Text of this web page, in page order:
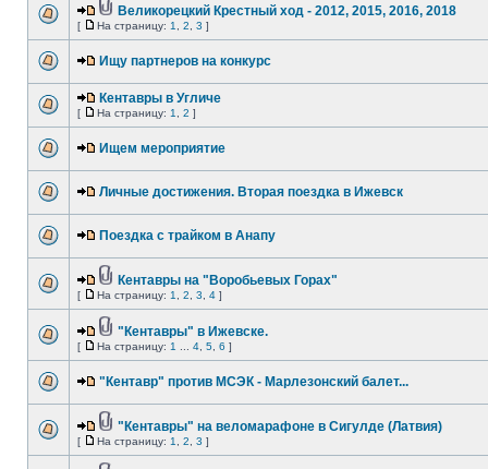
Великорецкий Крестный ход - 2012, 2015, 2016, 2018
[ На страницу: 1 2 3 ]
Ищу партнеров на конкурс
Кентавры в Угличе
[ На страницу: 1 2 ]
Ищем мероприятие
Личные достижения. Вторая поездка в Ижевск
Поездка с трайком в Анапу
Кентавры на "Воробьевых Горах"
[ На страницу: 1 2 3 4 ]
"Кентавры" в Ижевске.
[ На страницу: 1 4 5 6 ]
"Кентавр" против МСЭК - Марлезонский балет...
"Кентавры" на веломарафоне в Сигулде (Латвия)
[ На страницу: 1 2 3 ]